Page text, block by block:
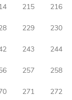
215 216
229 230
243 244
257 258
271 272